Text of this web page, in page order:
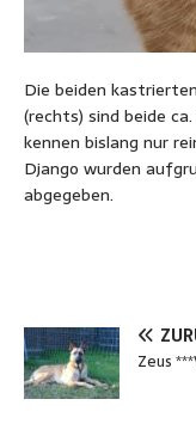
Die beiden
(rechts) sind beide
kennen bislang nur
Django wurden
abgegeben.
Zeus